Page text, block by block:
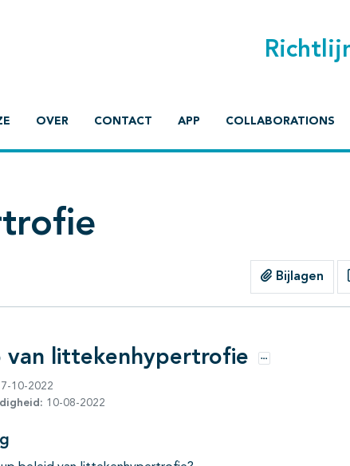
OVER CONTACT APP COLLABORATIONS
Bijlagen
van littekenhypertrofie Opties
10-2022
10-08-2022